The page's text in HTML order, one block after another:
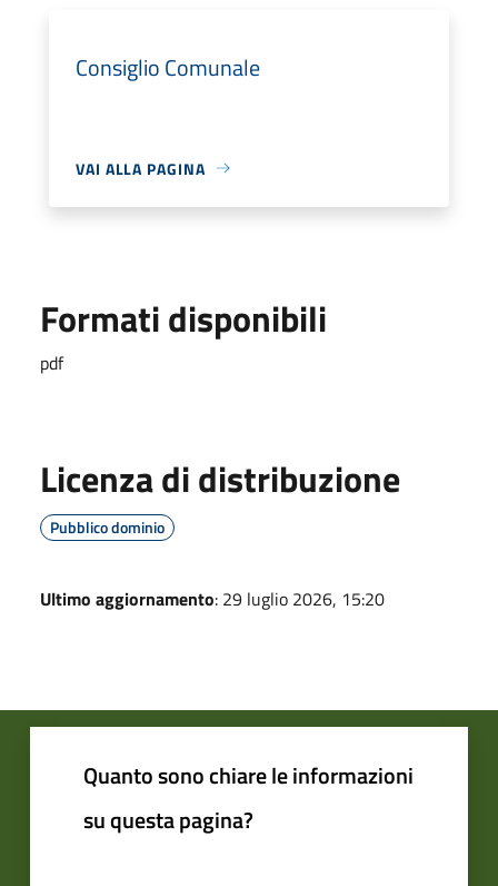
Consiglio Comunale
VAI ALLA PAGINA
Formati disponibili
pdf
Licenza di distribuzione
Pubblico dominio
Ultimo aggiornamento: 29 luglio 2026, 15:20
Quanto sono chiare le informazioni
su questa pagina?